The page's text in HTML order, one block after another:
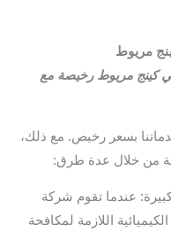
مريوط
كينج مريوط رخيصة مع
بسعر رخيص. مع ذلك،
من خلال عدة طرق:
كبيرة: عندما تقوم شركة
اللازمة لمكافحة